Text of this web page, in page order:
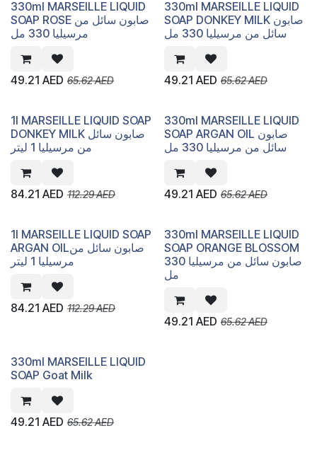
330ml MARSEILLE LIQUID
SOAP ROSE صابون سائل من
مرسيليا 330 مل
49.21 AED 65.62AED
330ml MARSEILLE LIQUID
SOAP DONKEY MILK صابون
سائل من مرسيليا 330 مل
49.21 AED 65.62AED
1l MARSEILLE LIQUID SOAP
DONKEY MILK صابون سائل
من مرسيليا 1 ليتر
84.21 AED 112.29AED
330ml MARSEILLE LIQUID
SOAP ARGAN OIL صابون
سائل من مرسيليا 330 مل
49.21 AED 65.62AED
1l MARSEILLE LIQUID SOAP
ARGAN OILصابون سائل من
مرسيليا 1 ليتر
84.21 AED 112.29AED
330ml MARSEILLE LIQUID
SOAP ORANGE BLOSSOM
صابون سائل من مرسيليا 330
مل
49.21 AED 65.62AED
330ml MARSEILLE LIQUID
SOAP Goat Milk
49.21 AED 65.62AED